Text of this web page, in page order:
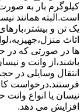
کیلوگرم بار به صورت
است.البته همانند
یک تن و
اثاث
ها در صورتی که در
باشند،از وانت و
انتقال وسایلی در
فرستند.درخواست
نیسان یا انواع
افزایش می دهد.